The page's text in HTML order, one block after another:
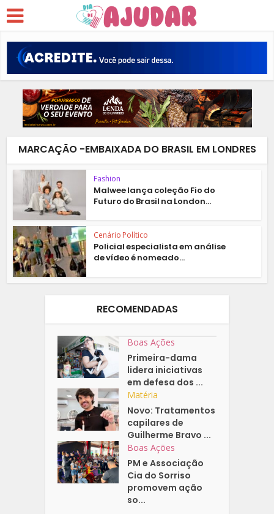
MARCAÇÃO -EMBAIXADA DO BRASIL EM LONDRES
Fashion
Malwee lança coleção Fio do
Futuro do Brasil na London...
Cenário Político
Policial especialista em análise
de vídeo é nomeado...
RECOMENDADAS
Boas Ações
Primeira-dama
lidera iniciativas
em defesa dos ...
Matéria
Novo: Tratamentos
capilares de
Guilherme Bravo ...
Boas Ações
PM e Associação
Cia do Sorriso
promovem ação
so...